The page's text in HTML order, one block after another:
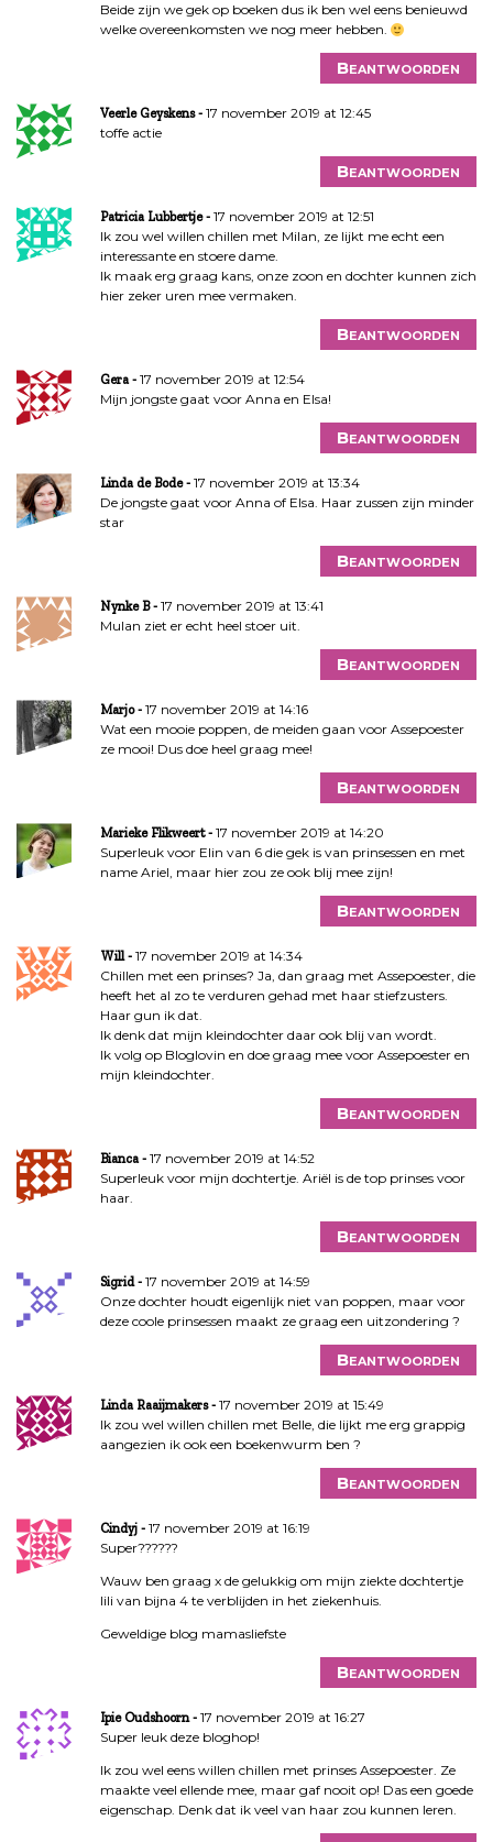
Beide zijn we gek op boeken dus ik ben wel eens benieuwd
welke overeenkomsten we nog meer hebben.
Beantwoorden
Veerle Geyskens
17 november 2019 at 12:45
toffe actie
Beantwoorden
Patricia Lubbertje
17 november 2019 at 12:51
Ik zou wel willen chillen met Milan, ze lijkt me echt een
interessante en stoere dame.
Ik maak erg graag kans, onze zoon en dochter kunnen zich
hier zeker uren mee vermaken.
Beantwoorden
Gera
17 november 2019 at 12:54
Mijn jongste gaat voor Anna en Elsa!
Beantwoorden
Linda de Bode
17 november 2019 at 13:34
De jongste gaat voor Anna of Elsa. Haar zussen zijn minder
star
Beantwoorden
Nynke B
17 november 2019 at 13:41
Mulan ziet er echt heel stoer uit.
Beantwoorden
Marjo
17 november 2019 at 14:16
Wat een mooie poppen, de meiden gaan voor Assepoester
ze mooi! Dus doe heel graag mee!
Beantwoorden
Marieke Flikweert
17 november 2019 at 14:20
Superleuk voor Elin van 6 die gek is van prinsessen en met
name Ariel, maar hier zou ze ook blij mee zijn!
Beantwoorden
Will
17 november 2019 at 14:34
Chillen met een prinses? Ja, dan graag met Assepoester, die
heeft het al zo te verduren gehad met haar stiefzusters.
Haar gun ik dat.
Ik denk dat mijn kleindochter daar ook blij van wordt.
Ik volg op Bloglovin en doe graag mee voor Assepoester en
mijn kleindochter.
Beantwoorden
Bianca
17 november 2019 at 14:52
Superleuk voor mijn dochtertje. Ariël is de top prinses voor
haar.
Beantwoorden
Sigrid
17 november 2019 at 14:59
Onze dochter houdt eigenlijk niet van poppen, maar voor
deze coole prinsessen maakt ze graag een uitzondering ?
Beantwoorden
Linda Raaijmakers
17 november 2019 at 15:49
Ik zou wel willen chillen met Belle, die lijkt me erg grappig
aangezien ik ook een boekenwurm ben ?
Beantwoorden
Cindyj
17 november 2019 at 16:19
Super??????
Wauw ben graag x de gelukkig om mijn ziekte dochtertje
lili van bijna 4 te verblijden in het ziekenhuis.
Geweldige blog mamasliefste
Beantwoorden
Ipie Oudshoorn
17 november 2019 at 16:27
Super leuk deze bloghop!
Ik zou wel eens willen chillen met prinses Assepoester. Ze
maakte veel ellende mee, maar gaf nooit op! Das een goede
eigenschap. Denk dat ik veel van haar zou kunnen leren.